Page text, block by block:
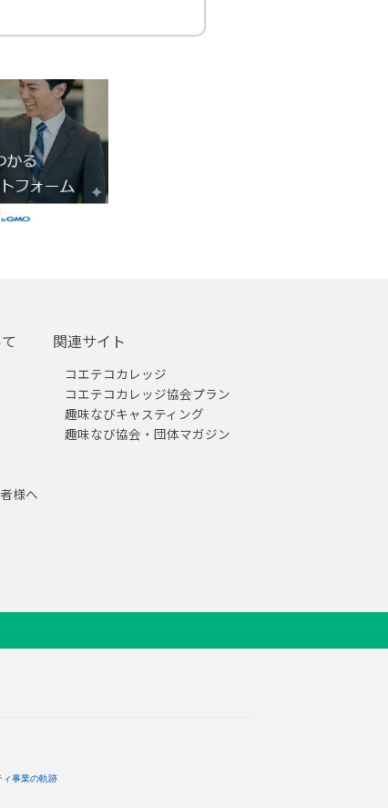
様へ
関連サイト
コエテコカレッジ
コエテコカレッジ協会プラン
趣味なびキャスティング
趣味なび協会・団体マガジン